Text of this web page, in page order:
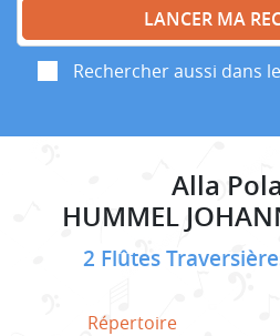
Rechercher aussi dans
Alla
HUMMEL
2 Flûtes
Répertoire